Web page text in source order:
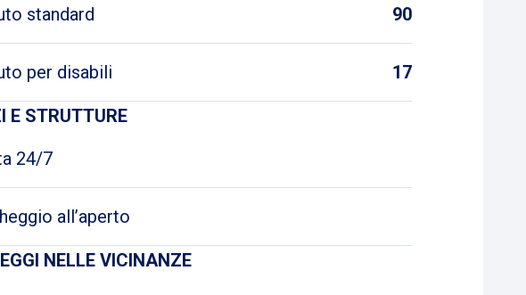
standard 90
per disabili 17
E STRUTTURE
24/7
all’aperto
NELLE VICINANZE